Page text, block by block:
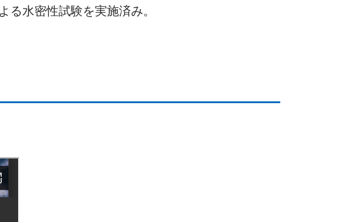
る水密性試験を実施済み。